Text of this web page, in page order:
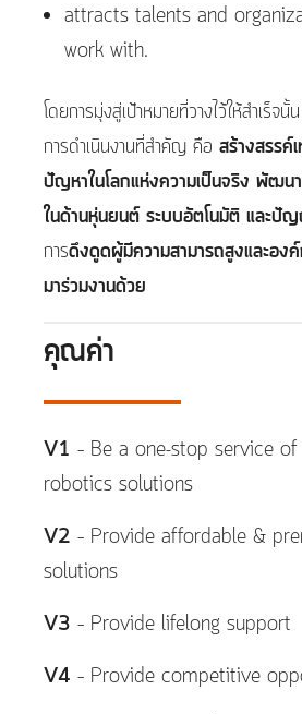
attracts talents and
work with.
โดยการมุ่งสู่เป้าหมายที่วางไว้ให้สำเร็จ
การดำเนินงานที่สำคัญ คือ สร้างสรรค์
ปัญหาในโลกแห่งความเป็นจริง พัฒน
ในด้านหุ่นยนต์ ระบบอัตโนมัติ และปั
การดึงดูดผู้มีความสามารถสูงและอง
มาร่วมงานด้วย
คุณค่า
V1 – Be a one-stop service
robotics solutions​
V2 – Provide affordable &
solutions​
V3 – Provide lifelong support​
V4 – Provide competitive